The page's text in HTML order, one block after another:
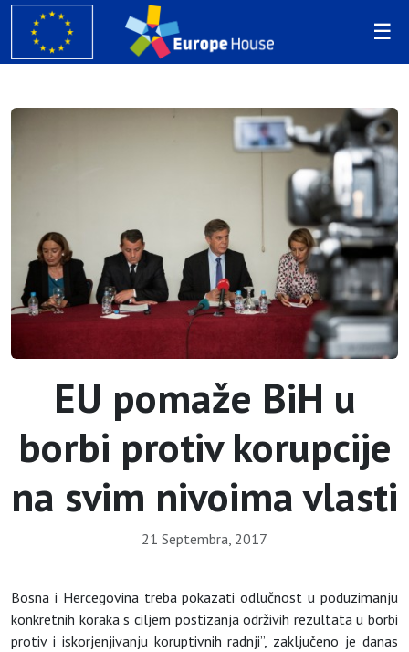
EU pomaže BiH u
borbi protiv korupcije
na svim nivoima vlasti
21 Septembra, 2017
Bosna i Hercegovina treba pokazati odlučnost u poduzimanju
konkretnih koraka s ciljem postizanja održivih rezultata u borbi
protiv i iskorjenjivanju koruptivnih radnji”, zaključeno je danas